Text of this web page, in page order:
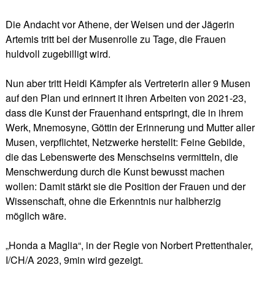
Die Andacht vor Athene, der Weisen und der Jägerin
Artemis tritt bei der Musenrolle zu Tage, die Frauen
huldvoll zugebilligt wird.
Nun aber tritt Heidi Kämpfer als Vertreterin aller 9 Musen
auf den Plan und erinnert it ihren Arbeiten von 2021-23,
dass die Kunst der Frauenhand entspringt, die in ihrem
Werk, Mnemosyne, Göttin der Erinnerung und Mutter aller
Musen, verpflichtet, Netzwerke herstellt: Feine Gebilde,
die das Lebenswerte des Menschseins vermitteln, die
Menschwerdung durch die Kunst bewusst machen
wollen: Damit stärkt sie die Position der Frauen und der
Wissenschaft, ohne die Erkenntnis nur halbherzig
möglich wäre.
„Honda a Maglia“, in der Regie von Norbert Prettenthaler,
I/CH/A 2023, 9min wird gezeigt.